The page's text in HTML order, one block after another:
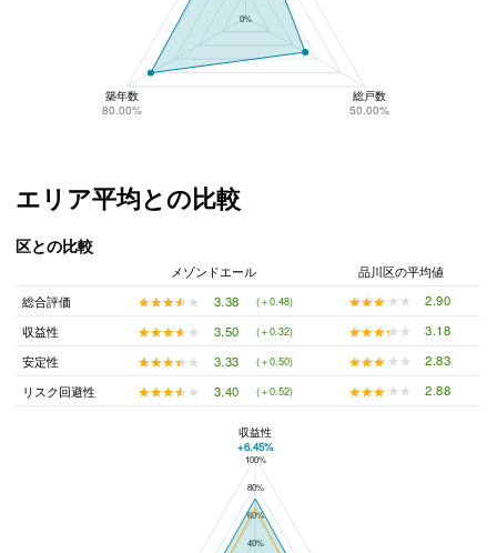
0%
築年数
80.00%
総戸数
50.00%
エリア平均との比較
区との比較
メゾンドエール
品川区の平均値
総合評価
★★★★★
★★★★★ 3.38 (＋0.48) ★★★★★
★★★★★
2.90
収益性
★★★★★
★★★★★ 3.50 (＋0.32) ★★★★★
★★★★★
3.18
安定性
★★★★★
★★★★★ 3.33 (＋0.50) ★★★★★
★★★★★
2.83
リスク回避性
★★★★★
★★★★★ 3.40 (＋0.52) ★★★★★
★★★★★ 2.88
メゾンドエールと品川区の平均値の総合評価の比較
100%
80%
60%
40%
収益性
+6.45%